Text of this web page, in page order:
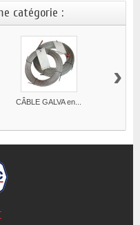
catégorie :
CÂBLE GALVA en...
›